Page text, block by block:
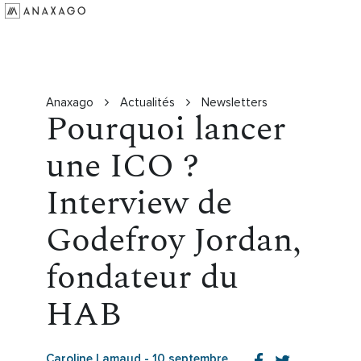
RessourcesAnaxago Actualités Newsletters
Pourquoi lancer
une ICO ?
Interview de
Godefroy Jordan,
fondateur du
HAB